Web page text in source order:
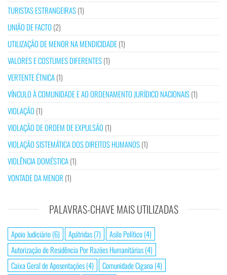
TURISTAS ESTRANGEIRAS(1)
UNIÃO DE FACTO (2)
UTILIZAÇÃO DE MENOR NA MENDICIDADE(1)
VALORES E COSTUMES DIFERENTES(1)
VERTENTE ÉTNICA(1)
VÍNCULO À COMUNIDADE E AO ORDENAMENTO JURÍDICO NACIONAIS(1)
VIOLAÇÃO (1)
VIOLAÇÃO DE ORDEM DE EXPULSÃO (1)
VIOLAÇÃO SISTEMÁTICA DOS DIREITOS HUMANOS(1)
VIOLÊNCIA DOMÉSTICA(1)
VONTADE DA MENOR (1)
PALAVRAS-CHAVE MAIS UTILIZADAS
Apoio Judiciário(6) Apátridas(7) Asilo Político(4)
Autorização de Residência Por Razões Humanitárias(4)
Caixa Geral de Aposentações(4) Comunidade Cigana (4)